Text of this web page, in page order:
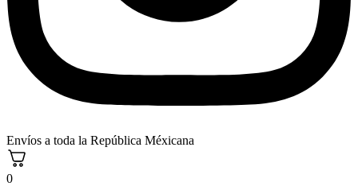
Envíos a toda la República Méxicana
0